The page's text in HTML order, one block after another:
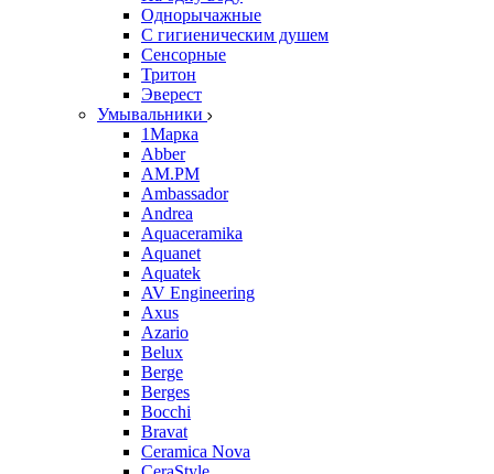
Однорычажные
С гигиеническим душем
Сенсорные
Тритон
Эверест
Умывальники
1Марка
Abber
AM.PM
Ambassador
Andrea
Aquaceramika
Aquanet
Aquatek
AV Engineering
Axus
Azario
Belux
Berge
Berges
Bocchi
Bravat
Ceramica Nova